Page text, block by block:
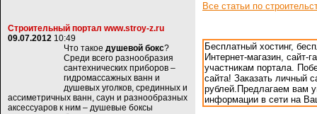
Строительный портал www.stroy-z.ru
09.07.2012 10:49
Что такое душевой бокс?
Среди всего разнообразия
сантехнических приборов –
гидромассажных ванн и
душевых уголков, срединных и
ассиметричных ванн, саун и разнообразных
аксессуаров к ним – душевые боксы
Все статьи по
Бесплатный хостинг,
Интернет-магазин, сайт-
участникам портала.
сайта! Заказать личный
рублей.Предлагаем вам
информации в сети на